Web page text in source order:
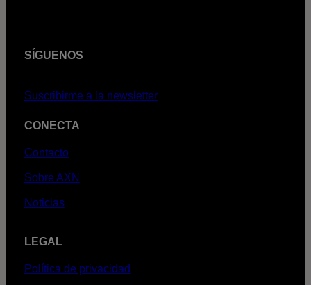
SÍGUENOS
Suscribirme a la newsletter
CONECTA
Contacto
Sobre AXN
Noticias
LEGAL
Política de privacidad